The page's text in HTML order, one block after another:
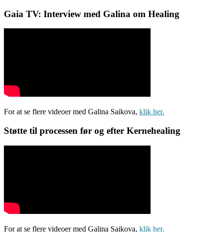
Gaia TV: Interview med Galina om Healing
For at se flere videoer med Galina Saikova, klik her.
Støtte til processen før og efter Kernehealing
For at se flere videoer med Galina Saikova, klik her.